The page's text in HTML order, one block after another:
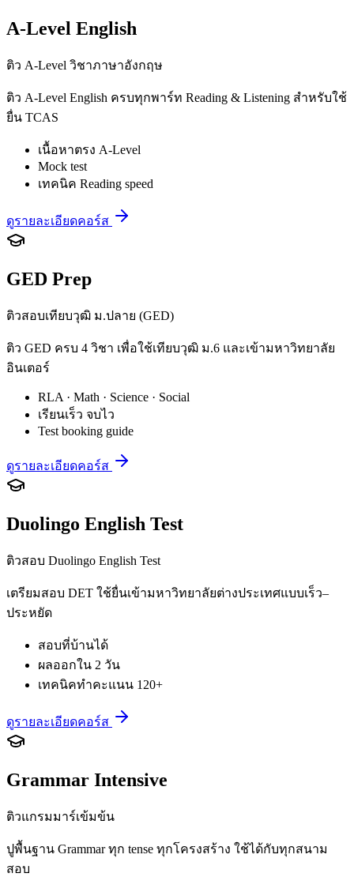
A-Level English
ติว A-Level วิชาภาษาอังกฤษ
ติว A-Level English ครบทุกพาร์ท Reading & Listening สำหรับใช้
ยื่น TCAS
เนื้อหาตรง A-Level
Mock test
เทคนิค Reading speed
ดูรายละเอียดคอร์ส
GED Prep
ติวสอบเทียบวุฒิ ม.ปลาย (GED)
ติว GED ครบ 4 วิชา เพื่อใช้เทียบวุฒิ ม.6 และเข้ามหาวิทยาลัย
อินเตอร์
RLA · Math · Science · Social
เรียนเร็ว จบไว
Test booking guide
ดูรายละเอียดคอร์ส
Duolingo English Test
ติวสอบ Duolingo English Test
เตรียมสอบ DET ใช้ยื่นเข้ามหาวิทยาลัยต่างประเทศแบบเร็ว–
ประหยัด
สอบที่บ้านได้
ผลออกใน 2 วัน
เทคนิคทำคะแนน 120+
ดูรายละเอียดคอร์ส
Grammar Intensive
ติวแกรมมาร์เข้มข้น
ปูพื้นฐาน Grammar ทุก tense ทุกโครงสร้าง ใช้ได้กับทุกสนาม
สอบ